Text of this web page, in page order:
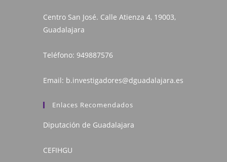
Centro San José. Calle Atienza 4, 19003,
Guadalajara
Teléfono: 949887576
Email: b.investigadores@dguadalajara.es
Enlaces Recomendados
Diputación de Guadalajara
CEFIHGU